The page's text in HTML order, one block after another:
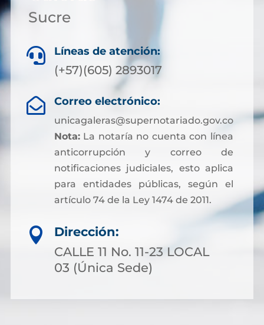
Sucre
 Líneas de atención:
(+57)(605) 2893017
 Correo electrónico:
unicagaleras@supernotariado.gov.co
Nota:La notaría no cuenta con línea
anticorrupción y correo de
notificaciones judiciales, esto aplica
para entidades públicas, según el
artículo 74 de la Ley 1474 de 2011.

Dirección:
CALLE 11 No. 11-23 LOCAL
03 (Única Sede)